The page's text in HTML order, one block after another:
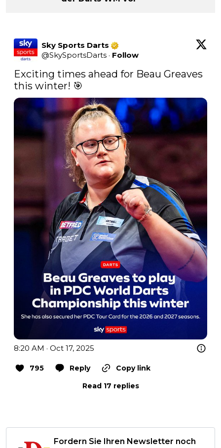
Sky Sports Darts
@SkySportsDarts · Follow
Exciting times ahead for Beau Greaves
this winter! 🎯
8:20 AM · Oct 17, 2025
795 Reply
Copy link
Read 17 replies
Fordern Sie Ihren Newsletter noch